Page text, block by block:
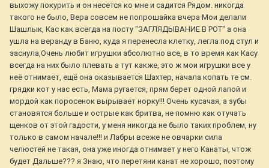
выхожу покурить и он несется ко мне и садится Рядом. никогда
такого не было, Вера совсем не попрошайка вчера Мои делали
Шашлык, Кас как всегда на посту "ЗАГЛЯДЫВАНИЕ В РОТ" а она
ушла на веранду в Баню, куда я перенесла клетку, легла под стул и
заснула,Очень любит игрушки абсолютно все, в то время как Касу
всегда на них было плевать а тут какже, это ж мои игрушки все у
неё отнимает, ещё она оказывается Шахтер, начала копать те см.
грядки кот у нас есть, Мама ругается, прям берет одной лапой и
мордой как поросенок вырывает норку!!! Очень кусачая, а зубы
становятся больше и острые как бритва, не помню как отучать
щенков от этой гадости, у меня никогда не было таких проблем, ну
только в самом начале!!! и Лабры всеже не овчарки сила
челюстей не такая, она уже иногда отнимает у него Канаты, чтож
будет Дальше??? я Знаю, что перетяни канат не хорошо, поэтому